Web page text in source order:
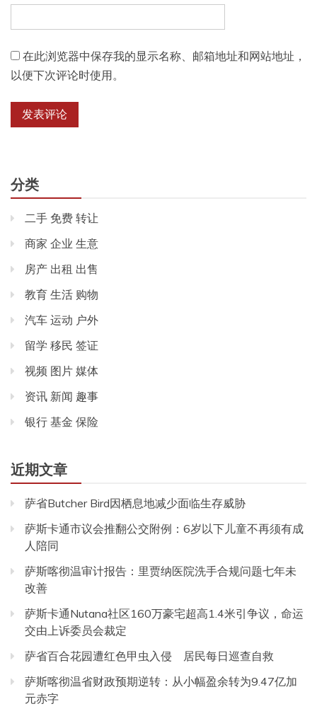
在此浏览器中保存我的显示名称、邮箱地址和网站地址，
以便下次评论时使用。
分类
二手 免费 转让
商家 企业 生意
房产 出租 出售
教育 生活 购物
汽车 运动 户外
留学 移民 签证
视频 图片 媒体
资讯 新闻 趣事
银行 基金 保险
近期文章
萨省Butcher Bird因栖息地减少面临生存威胁
萨斯卡通市议会推翻公交附例：6岁以下儿童不再须有成
人陪同
萨斯喀彻温审计报告：里贾纳医院洗手合规问题七年未
改善
萨斯卡通Nutana社区160万豪宅超高1.4米引争议，命运
交由上诉委员会裁定
萨省百合花园遭红色甲虫入侵 居民每日巡查自救
萨斯喀彻温省财政预期逆转：从小幅盈余转为9.47亿加
元赤字